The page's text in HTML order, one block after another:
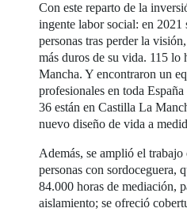
Con este reparto de la
ingente labor social: en
personas tras perder la
más duros de su vida. 115
Mancha. Y encontraron un
profesionales en toda
36 están en Castilla La
nuevo diseño de vida a
Además, se amplió el trabajo
personas con sordoceguera,
84.000 horas de mediación,
aislamiento; se ofreció